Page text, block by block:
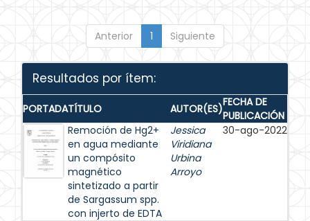
Anterior 1 Siguiente
Resultados por ítem:
PORTADATÍTULO AUTOR(ES)FECHA DE
PUBLICACIÓN
Remoción de Hg2+
en agua mediante
un compósito
magnético
sintetizado a partir
de Sargassum spp.
con injerto de EDTA
Jessica
Viridiana
Urbina
Arroyo
30-ago-2022